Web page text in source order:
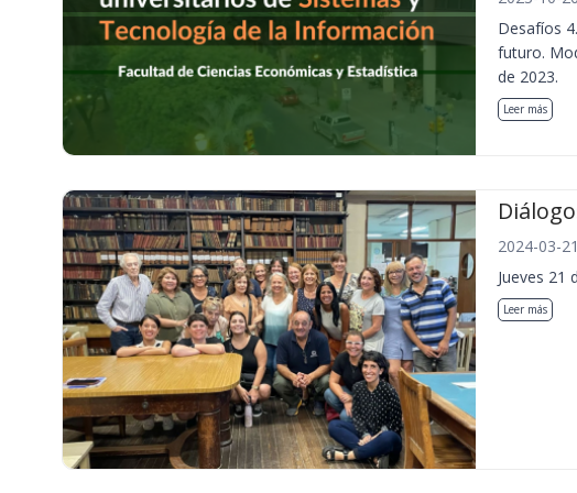
Desafíos
futuro.
de 2023.
Leer más
2024-03-
Jueves 21
Leer más